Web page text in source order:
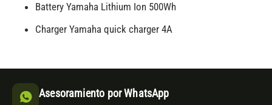
Battery Yamaha Lithium Ion 500Wh
Charger Yamaha quick charger 4A
Asesoramiento por WhatsApp